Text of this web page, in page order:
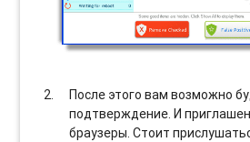
После этого вам возможно
подтверждение. И
браузеры. Стоит